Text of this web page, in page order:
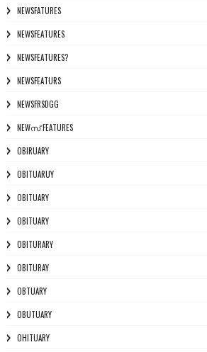
NEWSFATURES
NEWSFEATURES
NEWSFEATURES?
NEWSFEATURS
NEWSFRSDGG
NEWസ് FEATURES
OBIRUARY
OBITUARUY
OBITUARY
OBITUARY
OBITURARY
OBITURAY
OBTUARY
OBUTUARY
OHITUARY